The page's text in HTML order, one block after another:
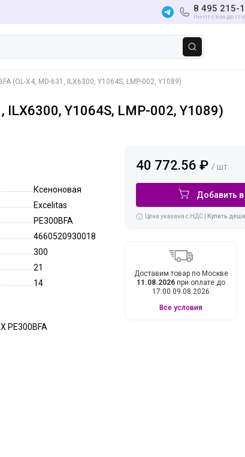
8 495 215-
ПН-ПТ С 9:00 ДО
(OL-X4, MD-631, ILX6300, Y1064S, LMP-002, Y1089)
ILX6300, Y1064S, LMP-002, Y1089)
Ксеноновая
Excelitas
PE300BFA
4660520930018
300
21
14
PE300BFA
40 772.56 ₽ / шт.
Добавить в
Цена указана с НДС | Купить
Доставим товар по Москве
11.08.2026 при оплате до
17:00 09.08.2026
Все условия